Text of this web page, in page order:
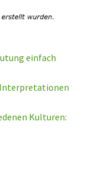
einfach
Interpretationen
Kulturen: